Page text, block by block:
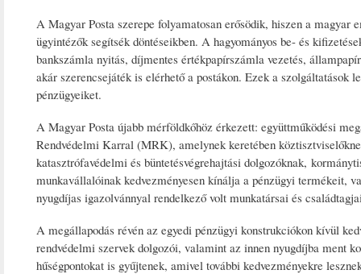
A Magyar Posta szerepe folyamatosan erősödik, hiszen a
ügyintézők segítsék döntéseikben. A hagyományos be- és
bankszámla nyitás, díjmentes értékpapírszámla vezetés,
akár szerencsejáték is elérhető a postákon. Ezek a szolgáltatások
pénzügyeiket.
A Magyar Posta újabb mérföldkőhöz érkezett: együttműködési
Rendvédelmi Karral (MRK), amelynek keretében
katasztrófavédelmi és büntetésvégrehajtási dolgozóknak,
munkavállalóinak kedvezményesen kínálja a pénzügyi termékeit,
nyugdíjas igazolvánnyal rendelkező volt munkatársai és
A megállapodás révén az egyedi pénzügyi konstrukciókon kívül
rendvédelmi szervek dolgozói, valamint az innen nyugdíjba ment
hűségpontokat is gyűjtenek, amivel további kedvezményekre